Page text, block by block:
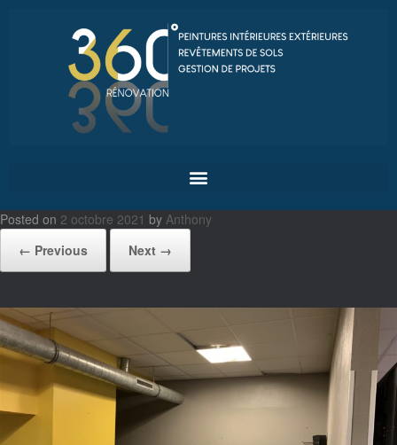
Posted on 2 octobre 2021 by Anthony
← Previous
Next →